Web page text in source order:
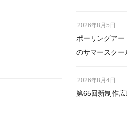
ポーリングア
のサマースクー
2026年8月5日
第65回新制作
2026年8月4日